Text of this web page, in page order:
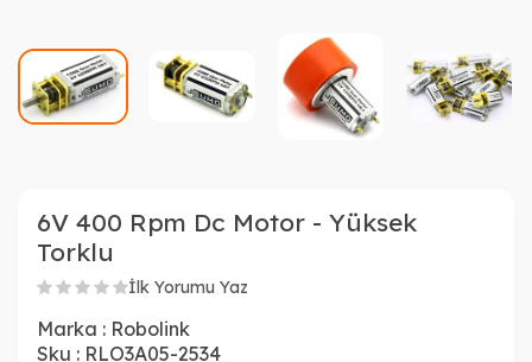
6V 400 Rpm Dc Motor - Yüksek
Torklu
İlk Yorumu Yaz
Marka : Robolink
Sku : RLO3A05-2534